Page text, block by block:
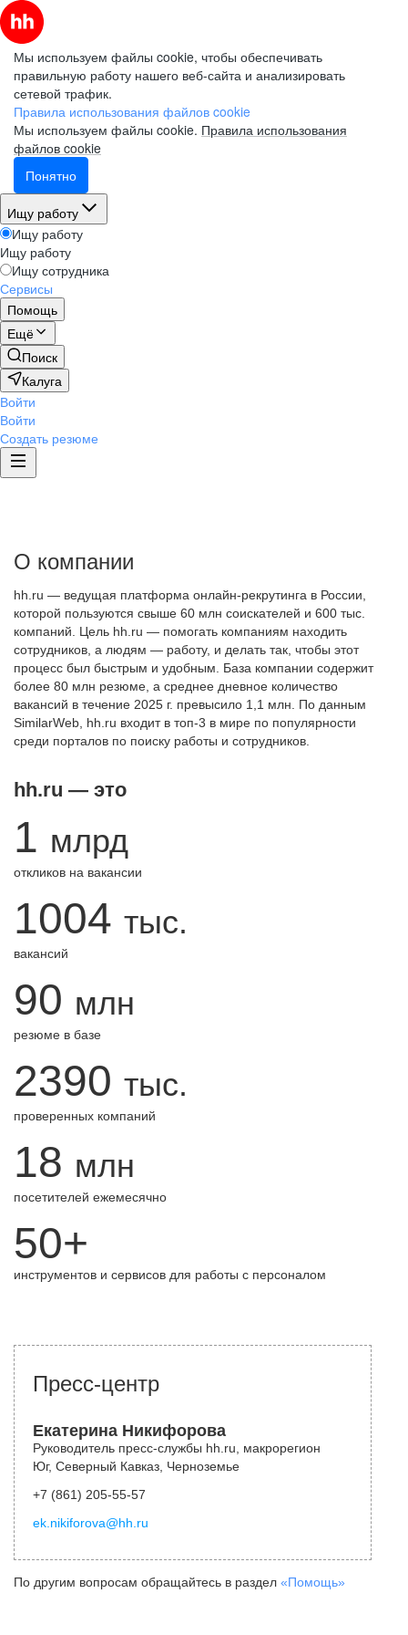
Мы используем файлы cookie, чтобы обеспечивать
правильную работу нашего веб-сайта и анализировать
сетевой трафик.
Правила использования файлов cookie
Мы используем файлы cookie. Правила использования
файлов cookie
Понятно
Ищу работу
Ищу работу
Ищу работу
Ищу сотрудника
Сервисы
Помощь
Ещё
Поиск
Калуга
Войти
Войти
Создать резюме
О компании
hh.ru — ведущая платформа онлайн-рекрутинга в России,
которой пользуются свыше 60 млн соискателей и 600 тыс.
компаний. Цель hh.ru — помогать компаниям находить
сотрудников, а людям — работу, и делать так, чтобы этот
процесс был быстрым и удобным. База компании содержит
более 80 млн резюме, а среднее дневное количество
вакансий в течение 2025 г. превысило 1,1 млн. По данным
SimilarWeb, hh.ru входит в топ-3 в мире по популярности
среди порталов по поиску работы и сотрудников.
hh.ru — это
1 млрд
откликов на вакансии
1004 тыс.
вакансий
90 млн
резюме в базе
2390 тыс.
проверенных компаний
18 млн
посетителей ежемесячно
50+
инструментов и сервисов для работы с персоналом
Пресс-центр
Екатерина Никифорова
Руководитель пресс-службы hh.ru, макрорегион
Юг, Северный Кавказ, Черноземье
+7 (861) 205-55-57
ek.nikiforova@hh.ru
По другим вопросам обращайтесь в раздел «Помощь»